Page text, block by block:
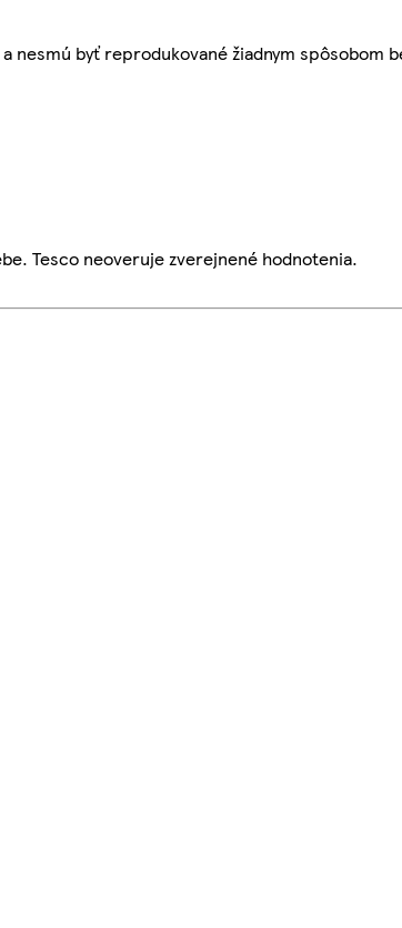
byť reprodukované žiadnym spôsobom
Tesco neoveruje zverejnené hodnotenia.